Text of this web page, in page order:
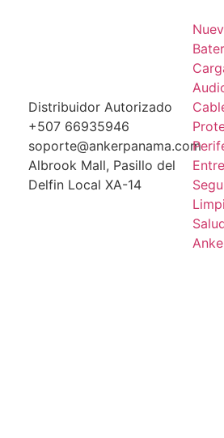
Distribuidor Autorizado
+507 66935946
soporte@ankerpanama.com
Albrook Mall, Pasillo del
Delfin Local XA-14